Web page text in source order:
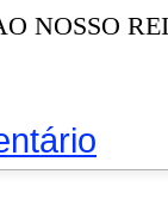
NOSSO